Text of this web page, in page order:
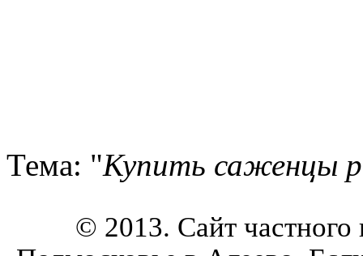
Тема: "Купить саженцы
© 2013. Сайт частного